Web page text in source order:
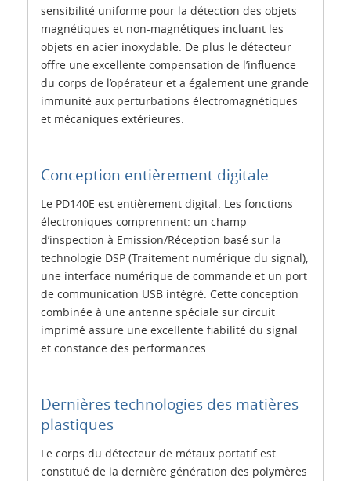
sensibilité uniforme pour la détection des objets
magnétiques et non-magnétiques incluant les
objets en acier inoxydable. De plus le détecteur
offre une excellente compensation de l’influence
du corps de l’opérateur et a également une grande
immunité aux perturbations électromagnétiques
et mécaniques extérieures.
Conception entièrement digitale
Le PD140E est entièrement digital. Les fonctions
électroniques comprennent: un champ
d’inspection à Emission/Réception basé sur la
technologie DSP (Traitement numérique du signal),
une interface numérique de commande et un port
de communication USB intégré. Cette conception
combinée à une antenne spéciale sur circuit
imprimé assure une excellente fiabilité du signal
et constance des performances.
Dernières technologies des matières
plastiques
Le corps du détecteur de métaux portatif est
constitué de la dernière génération des polymères